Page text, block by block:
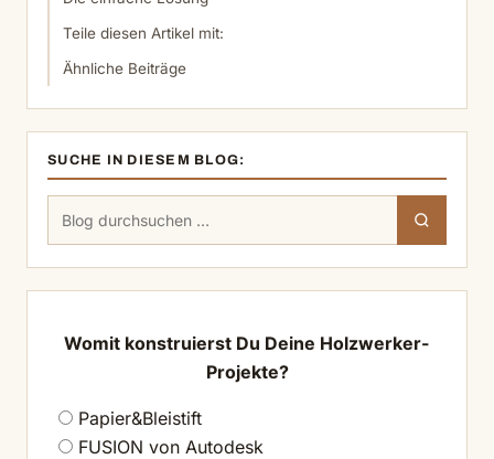
Teile diesen Artikel mit:
Ähnliche Beiträge
SUCHE IN DIESEM BLOG:
Suchen
Womit konstruierst Du Deine Holzwerker-
Projekte?
Papier&Bleistift
FUSION von Autodesk